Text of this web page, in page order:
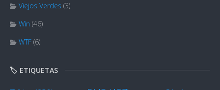
Viejos Verdes (3)
Win (46)
WTF (6)
🏷️ ETIQUETAS